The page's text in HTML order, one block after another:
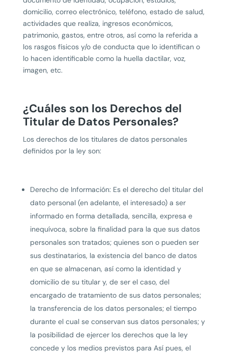
domicilio, correo electrónico, teléfono, estado de salud,
actividades que realiza, ingresos económicos,
patrimonio, gastos, entre otros, así como la referida a
los rasgos físicos y/o de conducta que lo identifican o
lo hacen identificable como la huella dactilar, voz,
imagen, etc.
¿Cuáles son los Derechos del
Titular de Datos Personales?
Los derechos de los titulares de datos personales
definidos por la ley son:
Derecho de Información: Es el derecho del titular del
dato personal (en adelante, el interesado) a ser
informado en forma detallada, sencilla, expresa e
inequívoca, sobre la finalidad para la que sus datos
personales son tratados; quienes son o pueden ser
sus destinatarios, la existencia del banco de datos
en que se almacenan, así como la identidad y
domicilio de su titular y, de ser el caso, del
encargado de tratamiento de sus datos personales;
la transferencia de los datos personales; el tiempo
durante el cual se conservan sus datos personales; y
la posibilidad de ejercer los derechos que la ley
concede y los medios previstos para Así pues, el